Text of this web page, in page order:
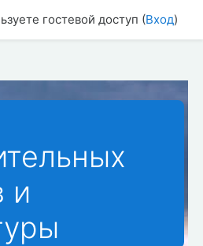
гостевой доступ (Вход)
и